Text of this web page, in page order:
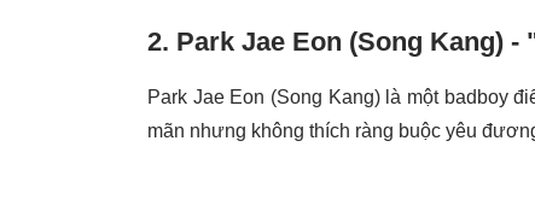
2. Park Jae Eon (Song Kang) -
Park Jae Eon (Song Kang) là một badboy
mãn nhưng không thích ràng buộc yêu